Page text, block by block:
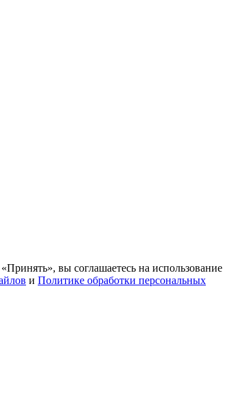
вы соглашаетесь на использование
и Политике обработки персональных